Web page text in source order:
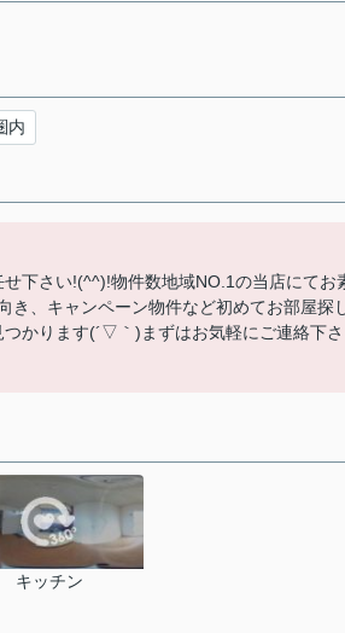
内
下さい!(^^)!物件数地域NO.1の当店にてお
き、キャンペーン物件など初めてお部屋探
かります(´▽｀)まずはお気軽にご連絡下さ
キッチン